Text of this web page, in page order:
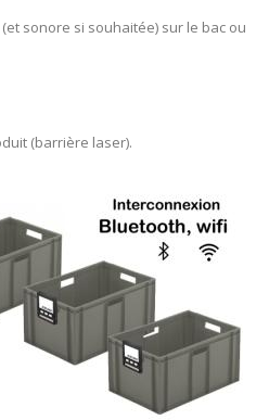
sonore si souhaitée) sur le bac ou
(barrière laser).